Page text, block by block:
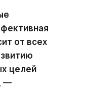
от всех
целей
—